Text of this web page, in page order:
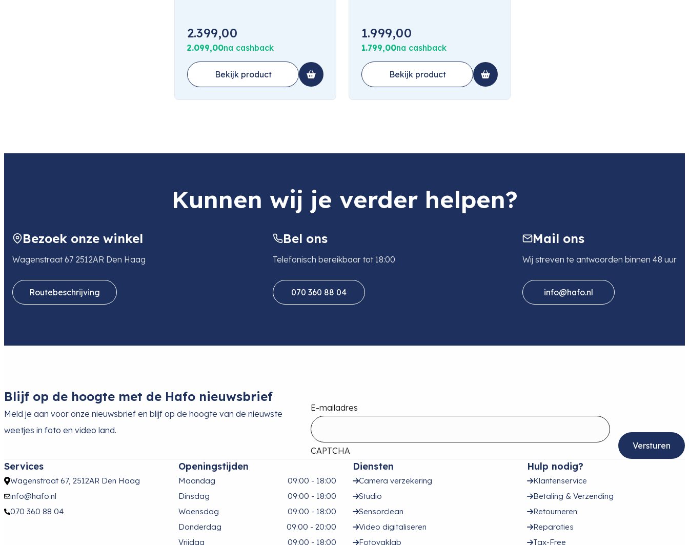
2.399,00
2.099,00na cashback
Bekijk product
1.999,00
1.799,00na cashback
Bekijk product
Kunnen wij je verder helpen?
Bezoek onze winkel
Wagenstraat 67 2512AR Den Haag
Routebeschrijving
Bel ons
Telefonisch bereikbaar tot 18:00
070 360 88 04
Mail ons
Wij streven te antwoorden binnen 48 uur
info@hafo.nl
Blijf op de hoogte met de Hafo nieuwsbrief
Meld je aan voor onze nieuwsbrief en blijf op de hoogte van de nieuwste
weetjes in foto en video land.
E-mailadres
CAPTCHA
Services
Wagenstraat 67, 2512AR Den Haag
info@hafo.nl
070 360 88 04
Openingstijden
Maandag
09:00 - 18:00
Dinsdag
09:00 - 18:00
Woensdag
09:00 - 18:00
Donderdag
09:00 - 20:00
Vrijdag
09:00 - 18:00
Diensten
Camera verzekering
Studio
Sensorclean
Video digitaliseren
Fotovaklab
Hulp nodig?
Klantenservice
Betaling & Verzending
Retourneren
Reparaties
Tax-Free